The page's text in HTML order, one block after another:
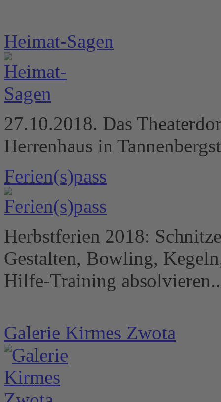
Heimat-Sagen
27.10.2018. Das
Herrenhaus in
Ferien(s)pass
Herbstferien 2018:
Gestalten, Bowling,
Hilfe-Training
Galerie Kirmes Zwota